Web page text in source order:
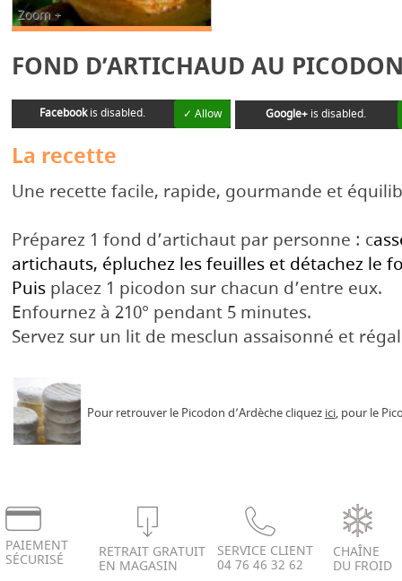
Zoom +
FOND D’ARTICHAUD AU
Facebookis disabled. ✓ Allow Google+ is disabled.
La recette
Une recette facile, rapide, gourmande et
Préparez 1 fond d’artichaut par personne : c
artichauts, épluchez les feuilles et détachez le
Puisplacez 1 picodon sur chacun d’entre eux.
Enfournez à 210° pendant 5 minutes.
Servez sur un lit de mesclun assaisonné et
Pour retrouver le Picodon d’Ardèche cliquez ici, pour le
PAIEMENT
SÉCURISÉ RETRAIT GRATUIT
EN MAGASIN
SERVICE CLIENT
04 76 46 32 62
CHAÎNE
DU FROID